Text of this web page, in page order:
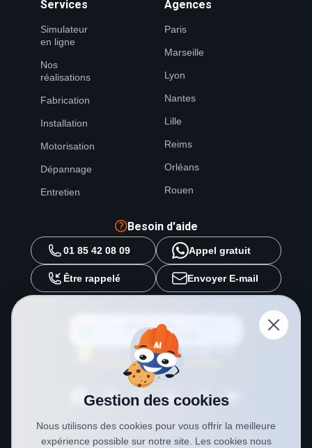
Services
Simulateur
en ligne
Nos
réalisations
Fabrication
Installation
Motorisation
Dépannage
Entretien
Agences
Paris
Marseille
Lyon
Nantes
Lille
Reims
Orléans
Rouen
Besoin d'aide
01 85 42 08 09 Appel gratuit
Être rappelé Envoyer E-mail
METAL 2000
source préférée surGoogle
Gestion des cookies
Nous utilisons des cookies pour vous offrir la meilleure
expérience possible sur notre site. Les cookies nous